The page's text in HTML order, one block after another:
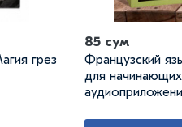
грез
85 сум
Французский
для